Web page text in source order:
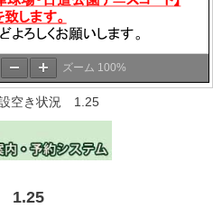
ズーム 100%
空き状況 1.25
1.25